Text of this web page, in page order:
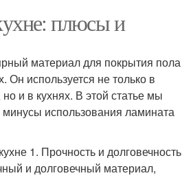
плюсы и
материал для покрытия пола
Он используется не только в
и в кухнях. В этой статье мы
использования ламината
1. Прочность и долговечность
и долговечный материал,